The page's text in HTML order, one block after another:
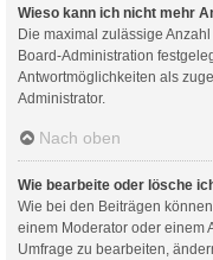
Wieso kann ich nicht mehr
Die maximal zulässige
Board-Administration
Antwortmöglichkeiten als
Administrator.
Nach oben
Wie bearbeite oder lösche
Wie bei den Beiträgen
einem Moderator oder einem
Umfrage zu bearbeiten,